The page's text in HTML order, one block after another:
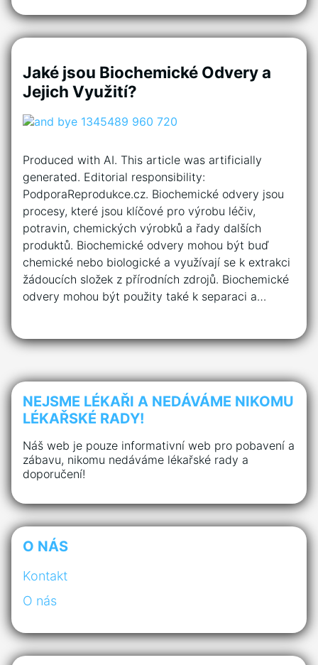
Jaké jsou Biochemické Odvery a
Jejich Využití?
Produced with AI. This article was artificially
generated. Editorial responsibility:
PodporaReprodukce.cz. Biochemické odvery jsou
procesy, které jsou klíčové pro výrobu léčiv,
potravin, chemických výrobků a řady dalších
produktů. Biochemické odvery mohou být buď
chemické nebo biologické a využívají se k extrakci
žádoucích složek z přírodních zdrojů. Biochemické
odvery mohou být použity také k separaci a…
NEJSME LÉKAŘI A NEDÁVÁME NIKOMU
LÉKAŘSKÉ RADY!
Náš web je pouze informativní web pro pobavení a
zábavu, nikomu nedáváme lékařské rady a
doporučení!
O NÁS
Kontakt
O nás